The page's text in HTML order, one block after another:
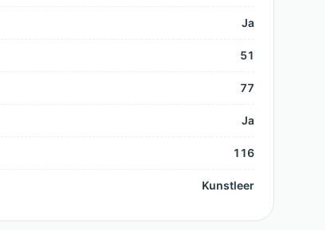
Ja
51
77
Ja
116
Kunstleer